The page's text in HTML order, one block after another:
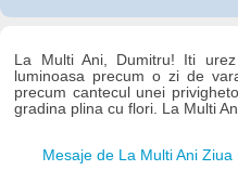
La Multi Ani, Dumitru! Iti
luminoasa precum o zi de
precum cantecul unei
gradina plina cu flori. La Multi
Mesaje de La Multi Ani Ziua